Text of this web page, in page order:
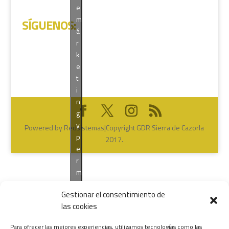
Gestionar el consentimiento de
las cookies
Para ofrecer las mejores experiencias, utilizamos tecnologías como las
SÍGUENOS:
e
m
á
r
k
e
t
i
n
g
y
p
e
r
m
i
t
i
Powered by Redsistemas|Copyright GDR Sierra de Cazorla
2017.